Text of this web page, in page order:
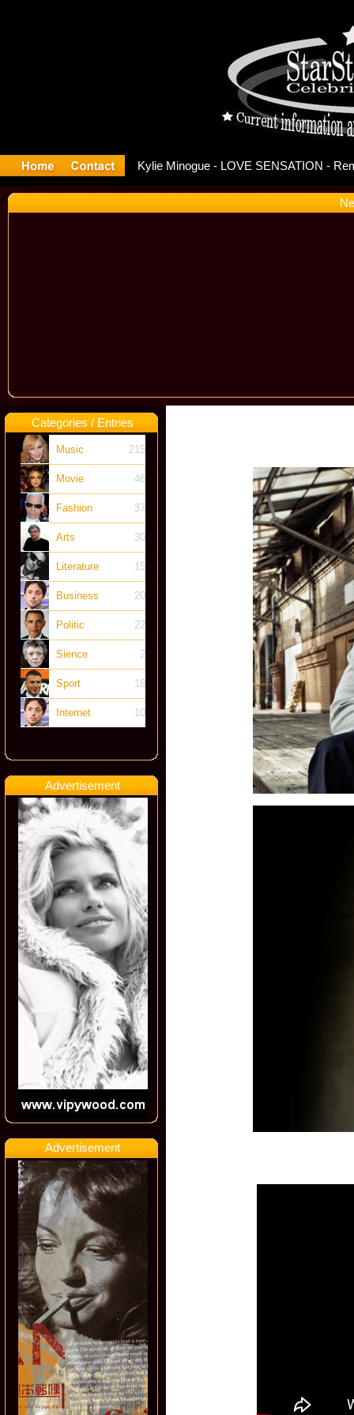
Categories / Entries
Music 215
Movie 46
Fashion 37
Arts 30
Literature 15
Business 20
Politic 22
Sience 2
Sport 18
Internet 10
Advertisement
Advertisement